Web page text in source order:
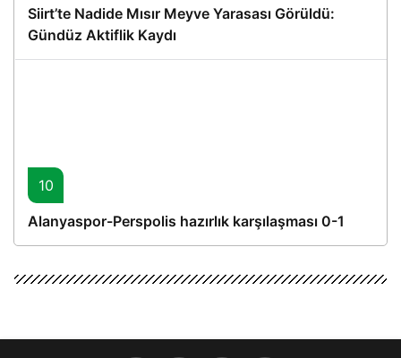
Siirt’te Nadide Mısır Meyve Yarasası Görüldü:
Gündüz Aktiflik Kaydı
10
Alanyaspor-Perspolis hazırlık karşılaşması 0-1